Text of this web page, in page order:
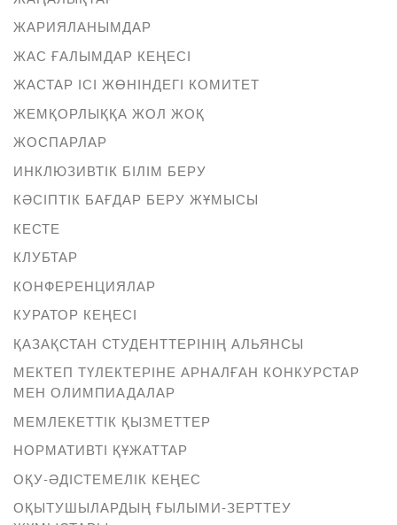
ЖАРИЯЛАНЫМДАР
ЖАС ҒАЛЫМДАР КЕҢЕСІ
ЖАСТАР ІСІ ЖӨНІНДЕГІ КОМИТЕТ
ЖЕМҚОРЛЫҚҚА ЖОЛ ЖОҚ
ЖОСПАРЛАР
ИНКЛЮЗИВТІК БІЛІМ БЕРУ
КӘСІПТІК БАҒДАР БЕРУ ЖҰМЫСЫ
КЕСТЕ
КЛУБТАР
КОНФЕРЕНЦИЯЛАР
КУРАТОР КЕҢЕСІ
ҚАЗАҚСТАН СТУДЕНТТЕРІНІҢ АЛЬЯНСЫ
МЕКТЕП ТҮЛЕКТЕРІНЕ АРНАЛҒАН КОНКУРСТАР
МЕН ОЛИМПИАДАЛАР
МЕМЛЕКЕТТІК ҚЫЗМЕТТЕР
НОРМАТИВТІ ҚҰЖАТТАР
ОҚУ-ӘДІСТЕМЕЛІК КЕҢЕС
ОҚЫТУШЫЛАРДЫҢ ҒЫЛЫМИ-ЗЕРТТЕУ